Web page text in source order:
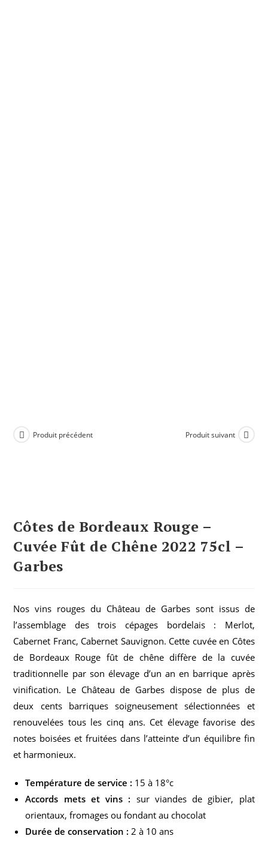
Produit précédent Produit suivant
Côtes de Bordeaux Rouge –
Cuvée Fût de Chêne 2022 75cl –
Garbes
Nos vins rouges du Château de Garbes sont issus de
l’assemblage des trois cépages bordelais : Merlot,
Cabernet Franc, Cabernet Sauvignon. Cette cuvée en Côtes
de Bordeaux Rouge fût de chêne diffère de la cuvée
traditionnelle par son élevage d’un an en barrique après
vinification. Le Château de Garbes dispose de plus de
deux cents barriques soigneusement sélectionnées et
renouvelées tous les cinq ans. Cet élevage favorise des
notes boisées et fruitées dans l’atteinte d’un équilibre fin
et harmonieux.
Température de service : 15 à 18°c
Accords mets et vins : sur viandes de gibier, plat
orientaux, fromages ou fondant au chocolat
Durée de conservation : 2 à 10 ans